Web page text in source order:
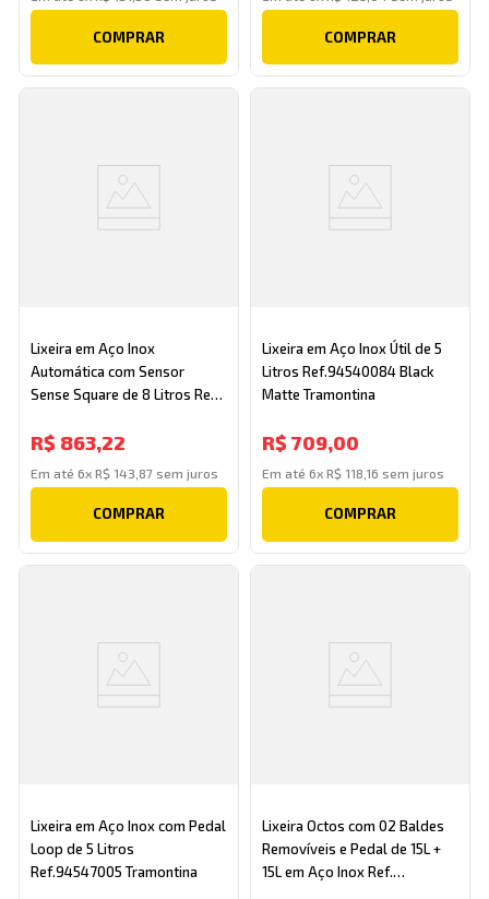
COMPRAR COMPRAR
Lixeira em Aço Inox
Automática com Sensor
Sense Square de 8 Litros Ref.
R$ 863,22
Em até6xR$ 143 87 sem juros
COMPRAR
Lixeira em Aço Inox Útil de 5
Litros Ref.94540084 Black
Matte Tramontina
R$ 709,00
Em até 6x R$ 118 16 sem juros
COMPRAR
Lixeira em Aço Inox com Pedal
Loop de 5 Litros
Ref.94547005 Tramontina
Lixeira Octos com 02 Baldes
Removíveis e Pedal de 15L +
15L em Aço Inox Ref.